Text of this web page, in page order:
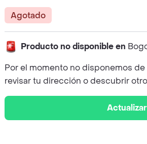
Agotado
Producto no disponible en
Por el momento no disponemos
revisar tu dirección o descubrir